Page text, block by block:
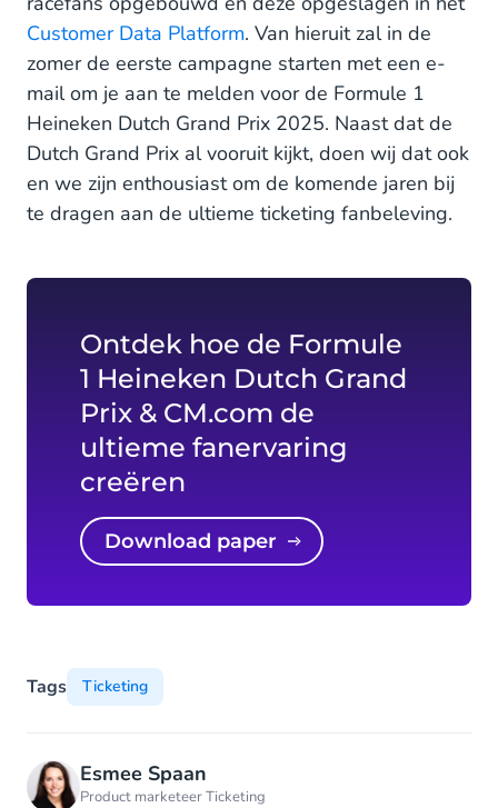
Customer Data Platform. Van hieruit zal in de
zomer de eerste campagne starten met een e-
mail om je aan te melden voor de Formule 1
Heineken Dutch Grand Prix 2025. Naast dat de
Dutch Grand Prix al vooruit kijkt, doen wij dat ook
en we zijn enthousiast om de komende jaren bij
te dragen aan de ultieme ticketing fanbeleving.
Ontdek hoe de Formule
1 Heineken Dutch Grand
Prix & CM.com de
ultieme fanervaring
creëren
Download paper
Tags Ticketing
Esmee Spaan
Product marketeer Ticketing